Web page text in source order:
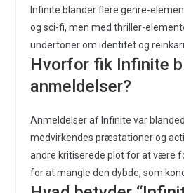
Infinite blander flere genre-
og sci-fi, men med thriller-
undertoner om identitet og
Hvorfor fik Infinite
anmeldelser?
Anmeldelser af Infinite var
medvirkendes præstationer og
andre kritiserede plot for at være
for at mangle den dybde, som